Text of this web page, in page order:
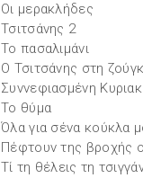
Οι μερακλήδες
Τσιτσάνης 2
Το πασαλιμάνι
Ο Τσιτσάνης στη
Συννεφιασμένη
Το θύμα
Όλα για σένα κούκλα
Πέφτουν της βροχής
Τί τη θέλεις τη